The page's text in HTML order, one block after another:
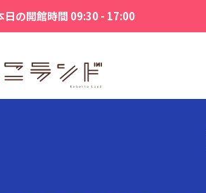
日の開館時間 09:30 - 17:00